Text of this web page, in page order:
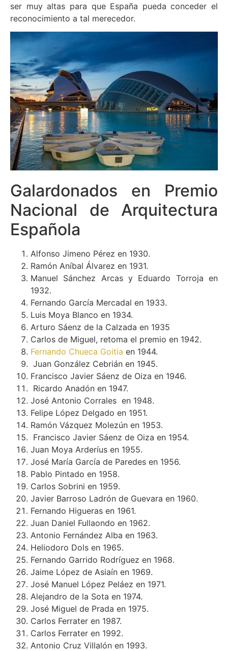
ser muy altas para que España pueda conceder el
reconocimiento a tal merecedor.
Galardonados en Premio
Nacional de Arquitectura
Española
Alfonso Jimeno Pérez en 1930.
Ramón Aníbal Álvarez en 1931.
Manuel Sánchez Arcas y Eduardo Torroja en
1932.
Fernando García Mercadal en 1933.
Luis Moya Blanco en 1934.
Arturo Sáenz de la Calzada en 1935
Carlos de Miguel, retoma el premio en 1942.
Fernando Chueca Goitia en 1944.
Juan González Cebrián en 1945.
Francisco Javier Sáenz de Oiza en 1946.
Ricardo Anadón en 1947.
José Antonio Corrales en 1948.
Felipe López Delgado en 1951.
Ramón Vázquez Molezún en 1953.
Francisco Javier Sáenz de Oiza en 1954.
Juan Moya Arderíus en 1955.
José María García de Paredes en 1956.
Pablo Pintado en 1958.
Carlos Sobrini en 1959.
Javier Barroso Ladrón de Guevara en 1960.
Fernando Higueras en 1961.
Juan Daniel Fullaondo en 1962.
Antonio Fernández Alba en 1963.
Heliodoro Dols en 1965.
Fernando Garrido Rodríguez en 1968.
Jaime López de Asiaín en 1969.
José Manuel López Peláez en 1971.
Alejandro de la Sota en 1974.
José Miguel de Prada en 1975.
Carlos Ferrater en 1987.
Carlos Ferrater en 1992.
Antonio Cruz Villalón en 1993.